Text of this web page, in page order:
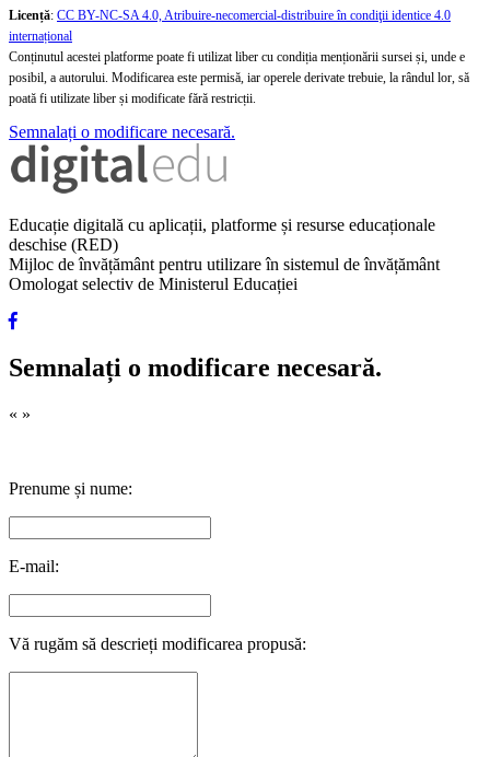
Licență: CC BY-NC-SA 4.0, Atribuire-necomercial-distribuire în condiţii identice 4.0
internațional
Conținutul acestei platforme poate fi utilizat liber cu condiția menționării sursei și, unde e
posibil, a autorului. Modificarea este permisă, iar operele derivate trebuie, la rândul lor, să
poată fi utilizate liber și modificate fără restricții.
Semnalați o modificare necesară.
Educație digitală cu aplicații, platforme și resurse educaționale
deschise (RED)
Mijloc de învățământ pentru utilizare în sistemul de învățământ
Omologat selectiv de Ministerul Educației
Semnalați o modificare necesară.
« »
Prenume și nume:
E-mail:
Vă rugăm să descrieți modificarea propusă: